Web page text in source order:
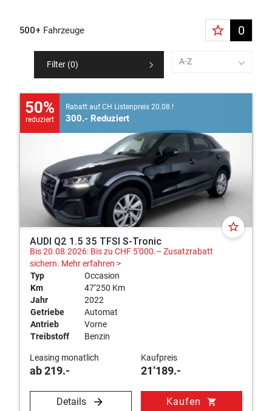
500+ Fahrzeuge star_border 0
Filter (0) A-Z
50%
reduziert
Rabatt auf CH Listenpreis 20.08.!
300.- Reduziert
star_border
AUDI Q2 1.5 35 TFSI S-Tronic
Bis 20.08.2026: Bis zu CHF 5'000.– Zusatzrabatt
sichern. Mehr erfahren >
Typ
Occasion
Km
47’250 Km
Jahr
2022
Getriebe
Automat
Antrieb
Vorne
Treibstoff
Benzin
Leasing monatlich
ab 219.-
Kaufpreis
21’189.-
Details Kaufen shopping_cart